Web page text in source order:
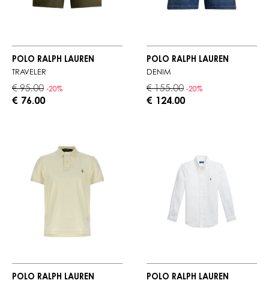
POLO RALPH LAUREN
TRAVELER
€ 95.00 -20%
€ 76.00
POLO RALPH LAUREN
DENIM
€ 155.00 -20%
€ 124.00
POLO RALPH LAUREN POLO RALPH LAUREN